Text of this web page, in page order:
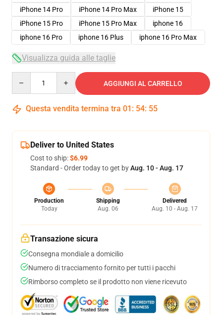
iPhone 14 Pro
iPhone 14 Pro Max
iPhone 15
iPhone 15 Pro
iPhone 15 Pro Max
iphone 16
iphone 16 Pro
iphone 16 Plus iphone 16 Pro Max
Visualizza guida alle taglie
AGGIUNGI AL CARRELLO
Questa vendita termina tra 01 : 54: 54
Deliver to United States
Cost to ship:$6.99
Standard - Order today to get byAug. 10 - Aug. 17
Production
Today
Shipping
Aug. 06
Delivered
Aug. 10 - Aug. 17
Transazione sicura
Consegna mondiale a domicilio
Numero di tracciamento fornito per tutti i pacchi
Rimborso completo se il prodotto non viene ricevuto